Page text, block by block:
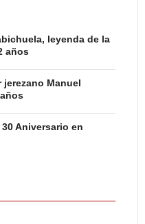
leyenda de la
años
Manuel
Aniversario en